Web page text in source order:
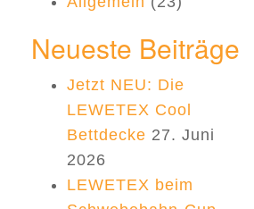
Neueste Beiträge
Jetzt NEU: Die
LEWETEX Cool
Bettdecke 27. Juni
2026
LEWETEX beim